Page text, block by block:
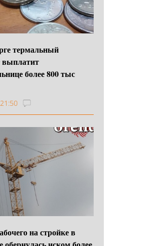
термальный
выплатит
более 800 тыс
21:50
на стройке в